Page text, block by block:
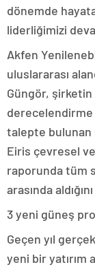
dönemde
liderliğimizi
Akfen
uluslararası
Güngör, şirketin
derecelendirme
talepte bulunan
Eiris çevresel
raporunda tüm
arasında
3 yeni güneş
Geçen yıl
yeni bir yatırım